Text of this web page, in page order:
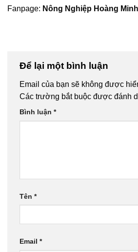
Fanpage: Nông Nghiệp Hoàng Minh
Để lại một bình luận
Email của bạn sẽ không được
Các trường bắt buộc được đánh
Bình luận *
Tên *
Email *